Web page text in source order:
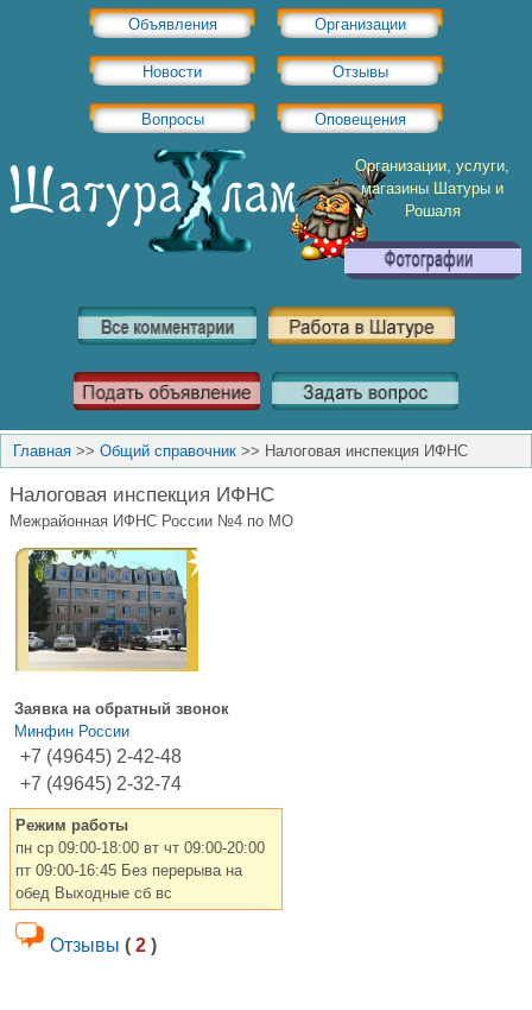
Объявления Организации
Новости Отзывы
Вопросы Оповещения
Организации, услуги,
магазины Шатуры и
Рошаля
Главная >> Общий справочник >> Налоговая инспекция ИФНС
Налоговая инспекция ИФНС
Межрайонная ИФНС России №4 по МО
Заявка на обратный звонок
Минфин России
+7 (49645) 2-42-48
+7 (49645) 2-32-74
Режим работы
пн ср 09:00-18:00 вт чт 09:00-20:00
пт 09:00-16:45 Без перерыва на
обед Выходные сб вс
Отзывы ( 2 )